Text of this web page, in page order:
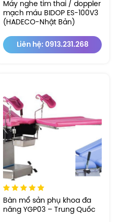
Máy nghe tim thai / doppler
mạch máu BIDOP ES-100V3
(HADECO-Nhật Bản)
Liên hệ: 0913.231.268
Bàn mổ sản phụ khoa đa
năng YGP03 – Trung Quốc